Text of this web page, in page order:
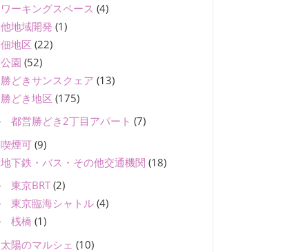
ワーキングスペース (4)
他地域開発 (1)
佃地区 (22)
公園 (52)
勝どきサンスクェア (13)
勝どき地区 (175)
都営勝どき2丁目アパート (7)
喫煙可 (9)
地下鉄・バス・その他交通機関 (18)
東京BRT (2)
東京臨海シャトル (4)
桟橋 (1)
太陽のマルシェ (10)